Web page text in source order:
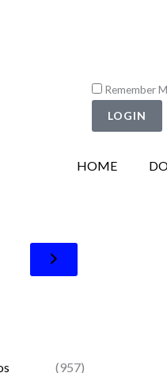
Remember
LOGIN
HOME
(957)